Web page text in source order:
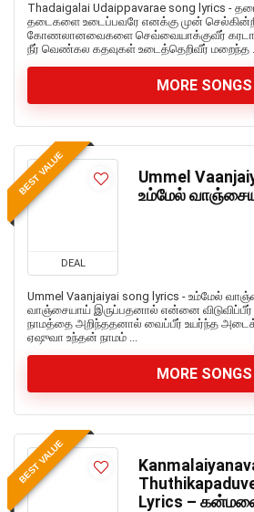
Thadaigalai Udaippavarae song lyrics -
தடைகளை உடைப்பவரே எனக்கு முன்
கோணலானவைகளை செவ்வையாக்குவீர்
நீர் வெண்கல கதவுகள் உடைத்தெறிவீர் மறைந்த
MORE SONGS
BEST VALUE
DEAL
Ummel
உம்மேல்
Ummel Vaanjaiyai song lyrics - உம்மேல்
வாஞ்சையாய் இருப்பதனால் என்னை விடுவிப்பீர்
நாமத்தை அறிந்ததனால் வைப்பீர் உயர்ந்த
ஏஷுவா உந்தன் நாமம் ...
MORE SONGS
BEST VALUE
Lyrics –